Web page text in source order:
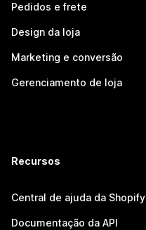
Pedidos e frete
Design da loja
Marketing e conversão
Gerenciamento de loja
Recursos
Central de ajuda da Shopify
Documentação da API